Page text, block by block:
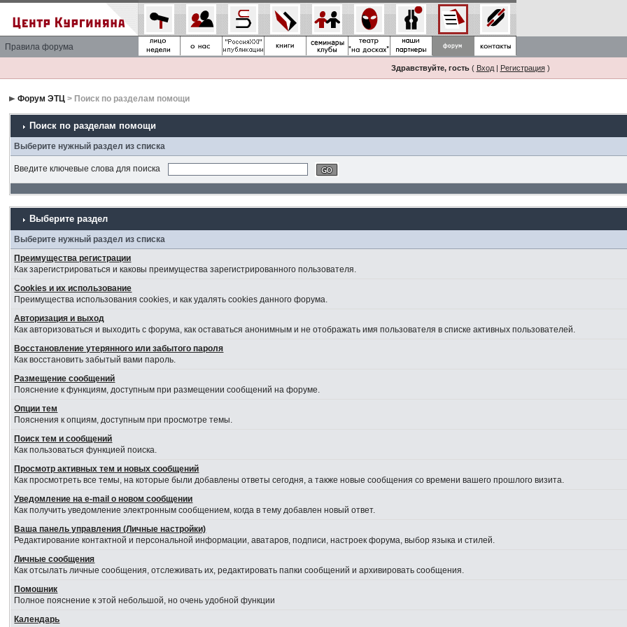
Правила форума
Здравствуйте, гость( Вход| Регистрация)
Форум ЭТЦ > Поиск по разделам помощи
Поиск по разделам помощи
Выберите нужный раздел из списка
Введите ключевые слова для поиска
Выберите раздел
Выберите нужный раздел из списка
Преимущества регистрации
Как зарегистрироваться и каковы преимущества зарегистрированного пользователя.
Cookies и их использование
Преимущества использования cookies, и как удалять cookies данного форума.
Авторизация и выход
Как авторизоваться и выходить с форума, как оставаться анонимным и не отображать имя пользователя в списке активных пользователей.
Восстановление утерянного или забытого пароля
Как восстановить забытый вами пароль.
Размещение сообщений
Пояснение к функциям, доступным при размещении сообщений на форуме.
Опции тем
Пояснения к опциям, доступным при просмотре темы.
Поиск тем и сообщений
Как пользоваться функцией поиска.
Просмотр активных тем и новых сообщений
Как просмотреть все темы, на которые были добавлены ответы сегодня, а также новые сообщения со времени вашего прошлого визита.
Уведомление на е-mail о новом сообщении
Как получить уведомление электронным сообщением, когда в тему добавлен новый ответ.
Ваша панель управления (Личные настройки)
Редактирование контактной и персональной информации, аватаров, подписи, настроек форума, выбор языка и стилей.
Личные сообщения
Как отсылать личные сообщения, отслеживать их, редактировать папки сообщений и архивировать сообщения.
Помошник
Полное пояснение к этой небольшой, но очень удобной функции
Календарь